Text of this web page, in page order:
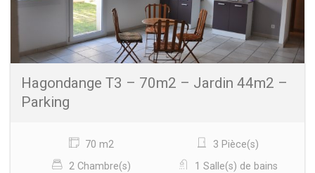
Hagondange T3 – 70m2 – Jardin 44m2 –
Parking
70 m2
3 Pièce(s)
2 Chambre(s)
1 Salle(s) de bains